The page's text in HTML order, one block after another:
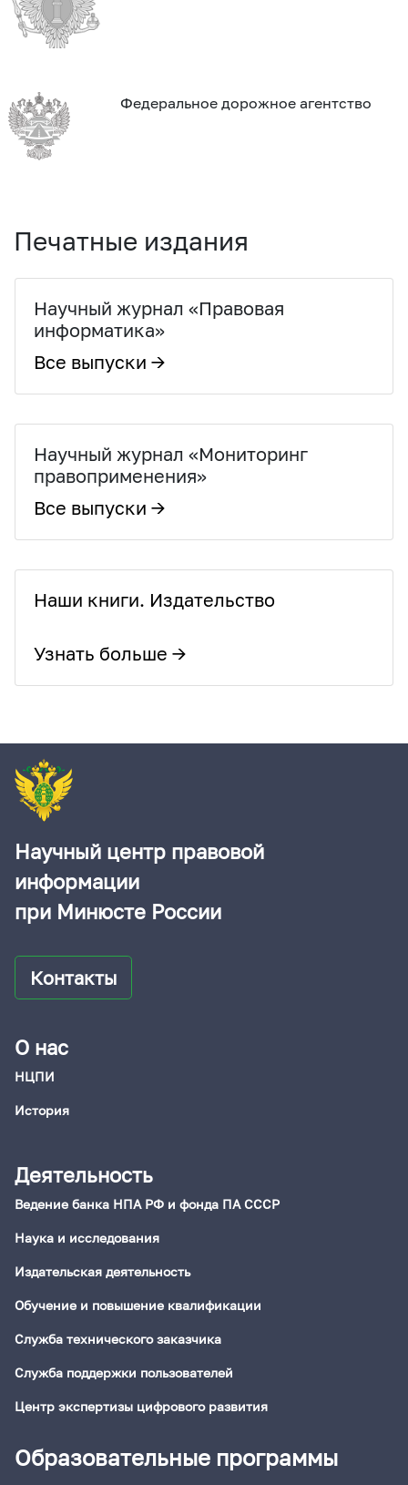
Федеральное дорожное агентство
Печатные издания
Научный журнал «Правовая
информатика»
Все выпуски →
Научный журнал «Мониторинг
правоприменения»
Все выпуски →
Наши книги. Издательство
Узнать больше →
Научный центр правовой
информации
при Минюсте России
Контакты
О нас
НЦПИ
История
Деятельность
Ведение банка НПА РФ и фонда ПА СССР
Наука и исследования
Издательская деятельность
Обучение и повышение квалификации
Служба технического заказчика
Служба поддержки пользователей
Центр экспертизы цифрового развития
Образовательные программы